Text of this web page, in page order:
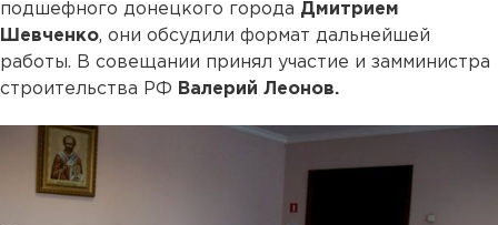
подшефного донецкого города Дмитрием
Шевченко, они обсудили формат дальнейшей
работы. В совещании принял участие и замминистра
строительства РФ Валерий Леонов.